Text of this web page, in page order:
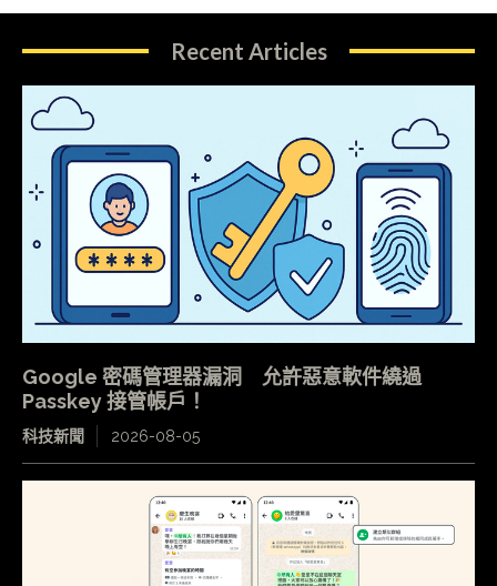
Recent Articles
Google 密碼管理器漏洞 允許惡意軟件繞過
Passkey 接管帳戶！
科技新聞 2026-08-05